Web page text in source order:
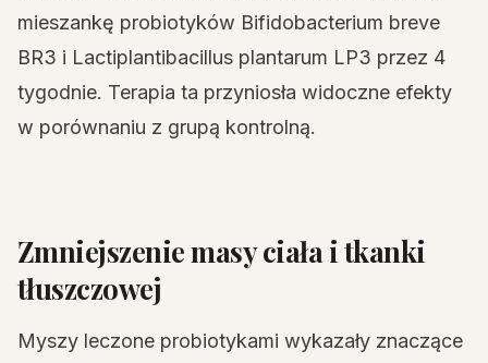
mieszankę probiotyków Bifidobacterium breve
BR3 i Lactiplantibacillus plantarum LP3 przez 4
tygodnie. Terapia ta przyniosła widoczne efekty
w porównaniu z grupą kontrolną.
Zmniejszenie masy ciała i tkanki
tłuszczowej
Myszy leczone probiotykami wykazały znaczące